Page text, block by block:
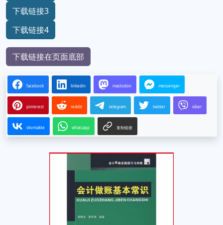
下载链接3
下载链接4
下载链接在页面底部
facebook linkedin mastodon messenger
pinterest reddit telegram twitter viber
vkontakte whatsapp 复制链接